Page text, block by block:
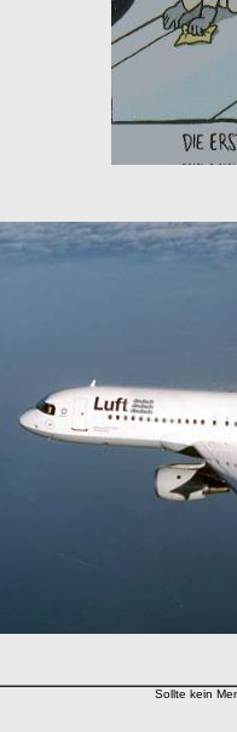
Sollte kein